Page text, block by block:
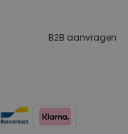
B2B aanvragen